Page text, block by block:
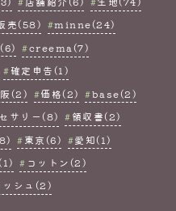
売(58)
minne(24)
creema(7)
確定申告(1)
(2) 価格(2)
base(2)
サリー(8)
領収書(2)
東京(6)
愛知(1)
コットン(2)
ッシュ(2)